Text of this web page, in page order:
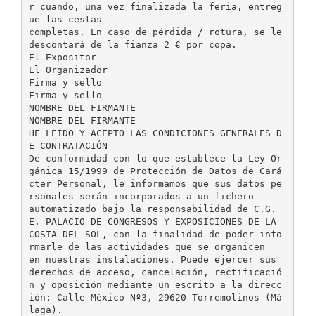
r cuando, una vez finalizada la feria, entreg
ue las cestas
completas. En caso de pérdida / rotura, se le
descontará de la fianza 2 € por copa.
El Expositor
El Organizador
Firma y sello
Firma y sello
NOMBRE DEL FIRMANTE
NOMBRE DEL FIRMANTE
HE LEÍDO Y ACEPTO LAS CONDICIONES GENERALES D
E CONTRATACIÓN
De conformidad con lo que establece la Ley Or
gánica 15/1999 de Protección de Datos de Cará
cter Personal, le informamos que sus datos pe
rsonales serán incorporados a un fichero
automatizado bajo la responsabilidad de C.G.
E. PALACIO DE CONGRESOS Y EXPOSICIONES DE LA
COSTA DEL SOL, con la finalidad de poder info
rmarle de las actividades que se organicen
en nuestras instalaciones. Puede ejercer sus
derechos de acceso, cancelación, rectificació
n y oposición mediante un escrito a la direcc
ión: Calle México Nº3, 29620 Torremolinos (Má
laga).